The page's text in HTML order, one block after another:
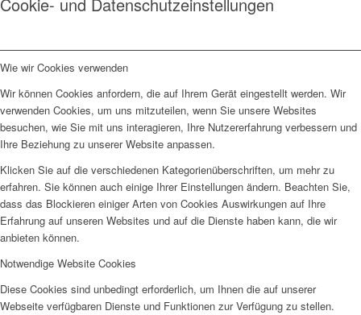
Wie wir Cookies verwenden
Wir können Cookies anfordern, die auf Ihrem Gerät eingestellt werden. Wir
verwenden Cookies, um uns mitzuteilen, wenn Sie unsere Websites
besuchen, wie Sie mit uns interagieren, Ihre Nutzererfahrung verbessern und
Ihre Beziehung zu unserer Website anpassen.
Klicken Sie auf die verschiedenen Kategorienüberschriften, um mehr zu
erfahren. Sie können auch einige Ihrer Einstellungen ändern. Beachten Sie,
dass das Blockieren einiger Arten von Cookies Auswirkungen auf Ihre
Erfahrung auf unseren Websites und auf die Dienste haben kann, die wir
anbieten können.
Notwendige Website Cookies
Diese Cookies sind unbedingt erforderlich, um Ihnen die auf unserer
Webseite verfügbaren Dienste und Funktionen zur Verfügung zu stellen.